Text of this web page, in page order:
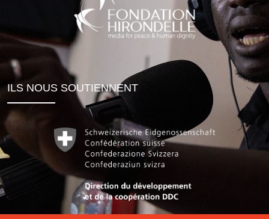
ILS NOUS SOUTIENNENT